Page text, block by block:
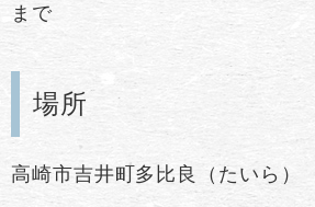
まで
場所
高崎市吉井町多比良（たいら）